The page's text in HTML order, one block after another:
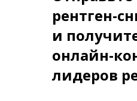
рентген-
и
онлайн-
лидеров